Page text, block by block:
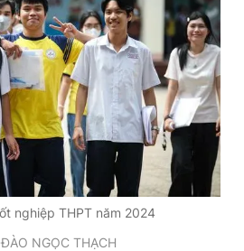
nghiệp THPT năm 2024
NGỌC THẠCH